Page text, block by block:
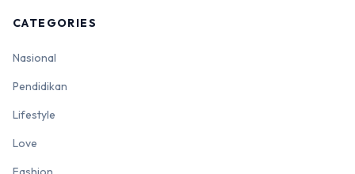
CATEGORIES
Nasional
Pendidikan
Lifestyle
Love